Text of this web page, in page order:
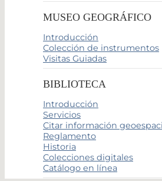
MUSEO GEOGRÁFICO
Introducción
Colección de instrumentos
Visitas Guiadas
BIBLIOTECA
Introducción
Servicios
Citar información
Reglamento
Historia
Colecciones digitales
Catálogo en línea